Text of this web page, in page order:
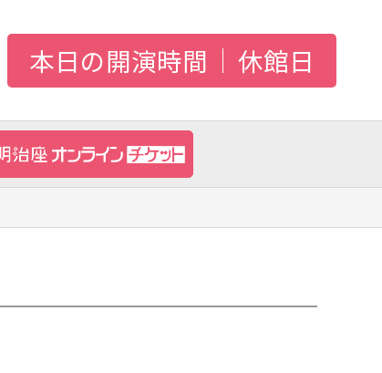
本日の開演時間 休館日